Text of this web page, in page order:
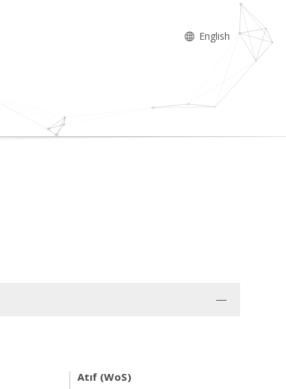
English
Atıf (WoS)